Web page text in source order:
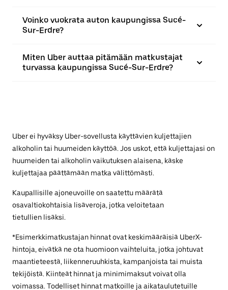
Voinko vuokrata auton kaupungissa Sucé-
Sur-Erdre?
Miten Uber auttaa pitämään matkustajat
turvassa kaupungissa Sucé-Sur-Erdre?
Uber ei hyväksy Uber-sovellusta käyttävien kuljettajien
alkoholin tai huumeiden käyttöä. Jos uskot, että kuljettajasi on
huumeiden tai alkoholin vaikutuksen alaisena, käske
kuljettajaa päättämään matka välittömästi.
Kaupallisille ajoneuvoille on saatettu määrätä
osavaltiokohtaisia lisäveroja, jotka veloitetaan
tietullien lisäksi.
*Esimerkkimatkustajan hinnat ovat keskimääräisiä UberX-
hintoja, eivätkä ne ota huomioon vaihteluita, jotka johtuvat
maantieteestä, liikenneruuhkista, kampanjoista tai muista
tekijöistä. Kiinteät hinnat ja minimimaksut voivat olla
voimassa. Todelliset hinnat matkoille ja aikataulutetuille